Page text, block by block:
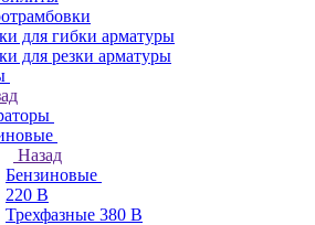
для гибки арматуры
для резки арматуры
Назад
Бензиновые
220 В
Трехфазные 380 В